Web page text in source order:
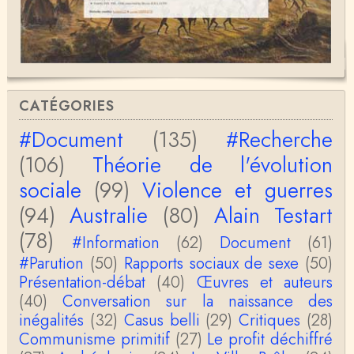
Bernard Fortier
Merci Christophe pour votre perspicacité et votre
honnêteté intellectuelle, vous êtes passionnant.A …
Christophe Darmangeat
Si, le lien fonctionne bel et bien, je viens de le véri
fier. Il mène à la thèse de Jean-Claude Favin…
roland `chaudat
le lien cité par BB ne fonctionne pas ( 6 ans aprè
s), dommage, mais j'ai la même impression que …
Christophe Darmangeat
La plus récente, donc celle en français, la quatrièm
e, publiée chez La Découverte.Bonne lecture !
Anonymous
Actuellement c'est quelle édition qui est la plus à jo
ur? La dernière edition française ou celle…
roland chaudat
CATÉGORIES
#Document (135)
#Recherche
(106)
Théorie de l'évolution
sociale (99) Violence et guerres
(94) Australie (80) Alain Testart
(78)
#Information (62) Document
(61)
#Parution (50) Rapports sociaux de sexe (50)
Présentation-débat (40) Œuvres et auteurs
(40)
Conversation sur la naissance des
inégalités (32) Casus belli (29) Critiques (28)
Communisme primitif (27) Le profit déchiffré